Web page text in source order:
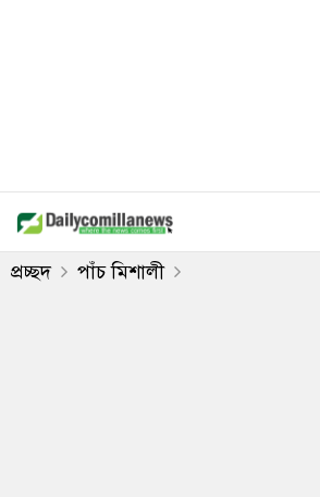
প্রচ্ছদ পাঁচ মিশালী